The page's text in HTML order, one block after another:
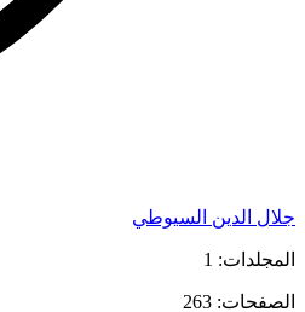
جلال الدين السيوطي
المجلدات: 1
الصفحات: 263